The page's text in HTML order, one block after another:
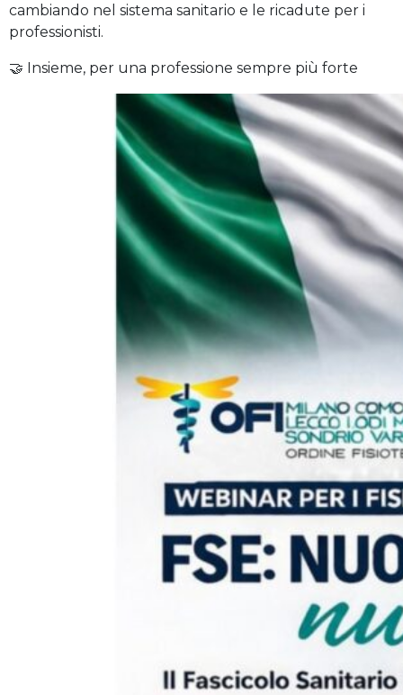
cambiando nel sistema sanitario e le ricadute per i
professionisti.
🤝 Insieme, per una professione sempre più forte